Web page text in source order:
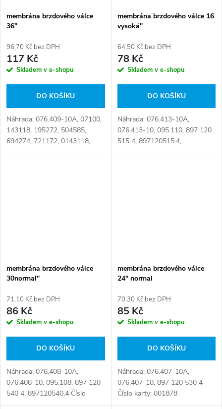
membrána brzdového válce
36"
96,70 Kč bez DPH
117 Kč
Skladem v e-shopu
DO KOŠÍKU
Náhrada: 076.409-10A, 07100,
143118, 195272, 504585,
694274, 721172, 0143118,
0195272, 0504585, 0721172,
membrána brzdového válce 16
vysoká"
64,50 Kč bez DPH
78 Kč
Skladem v e-shopu
DO KOŠÍKU
Náhrada: 076.413-10A,
076.413-10, 095.110, 897 120
515 4, 897120515.4,
8971205164 Číslo karty:
membrána brzdového válce
30normal"
71,10 Kč bez DPH
86 Kč
Skladem v e-shopu
DO KOŠÍKU
Náhrada: 076.408-10A,
076.408-10, 095.108, 897 120
540 4, 897120540.4 Číslo
karty: 001879
membrána brzdového válce
24" normal
70,30 Kč bez DPH
85 Kč
Skladem v e-shopu
DO KOŠÍKU
Náhrada: 076.407-10A,
076.407-10, 897 120 530 4
Číslo karty: 001878